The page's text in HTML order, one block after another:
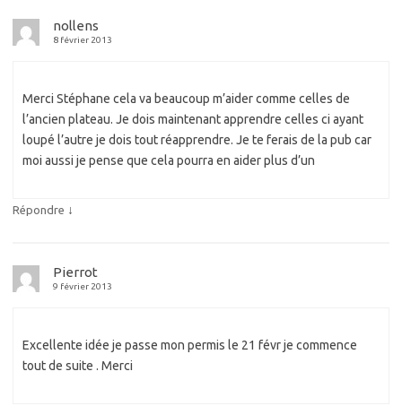
nollens
8 février 2013
Merci Stéphane cela va beaucoup m’aider comme celles de
l’ancien plateau. Je dois maintenant apprendre celles ci ayant
loupé l’autre je dois tout réapprendre. Je te ferais de la pub car
moi aussi je pense que cela pourra en aider plus d’un
Répondre ↓
Pierrot
9 février 2013
Excellente idée je passe mon permis le 21 févr je commence
tout de suite . Merci